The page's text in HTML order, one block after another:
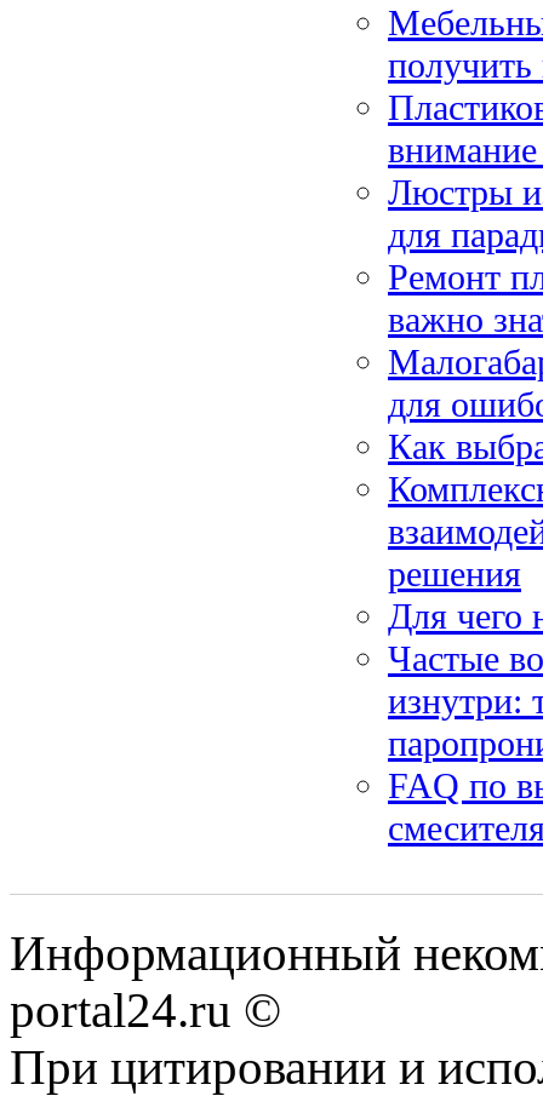
получить
внимание
Люстры
для
Ремонт
важно
для
Как
решения
Для чего
Частые
изнутри:
FAQ по
Информационный
portal24.ru ©
При цитировании и